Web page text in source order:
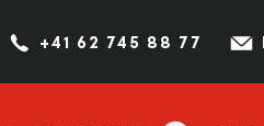
+41 62 745 88 77